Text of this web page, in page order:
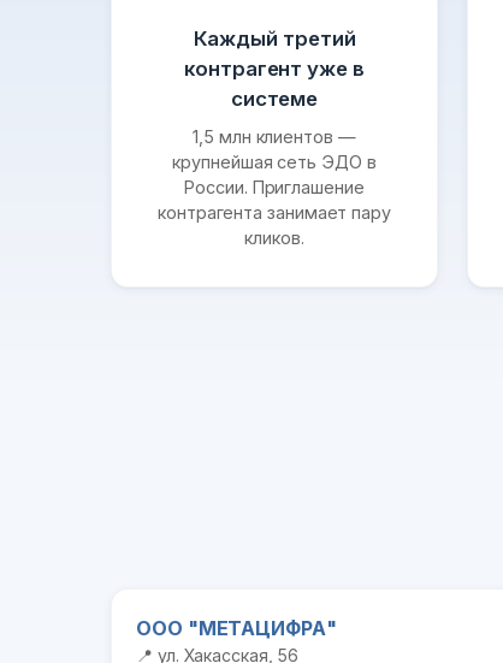
Каждый третий
контрагент уже в
системе
1,5 млн клиентов —
крупнейшая сеть ЭДО в
России. Приглашение
контрагента занимает пару
кликов.
ООО "МЕТАЦИФРА"
📍 ул. Хакасская, 56